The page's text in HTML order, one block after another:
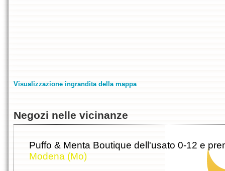
Visualizzazione ingrandita della mappa
Negozi nelle vicinanze
Puffo & Menta Boutique dell'usato 0-12 e
Modena (Mo)